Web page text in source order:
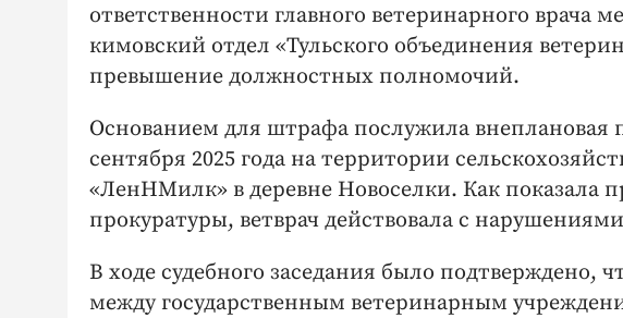
ответственности главного ветеринарного врача
кимовский отдел «Тульского объединения
превышение должностных полномочий.
Основанием для штрафа послужила внеплановая
сентября 2025 года на территории
«ЛенНМилк» в деревне Новоселки. Как показала
прокуратуры, ветврач действовала с
В ходе судебного заседания было подтверждено,
между государственным ветеринарным